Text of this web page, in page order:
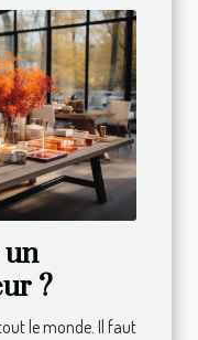
?
le monde. Il faut